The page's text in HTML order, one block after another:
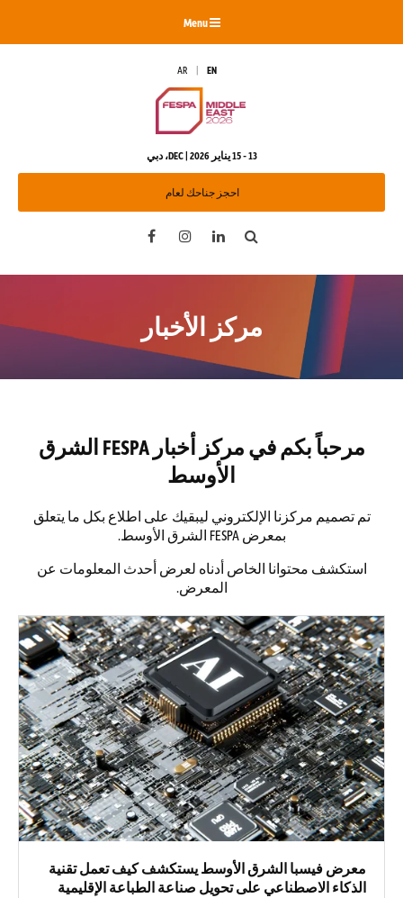
Menu
EN
AR
13 - 15 يناير 2026 | DEC، دبي
احجز جناحك لعام
Search
LinkedIn
Instagram
مركز الأخبار
مرحباً بكم في مركز أخبار FESPA الشرق
الأوسط
تم تصميم مركزنا الإلكتروني ليبقيك على اطلاع بكل ما يتعلق
بمعرض FESPA الشرق الأوسط.
استكشف محتوانا الخاص أدناه لعرض أحدث المعلومات عن
المعرض.
معرض فيسبا الشرق الأوسط يستكشف كيف تعمل تقنية
الذكاء الاصطناعي على تحويل صناعة الطباعة الإقليمية